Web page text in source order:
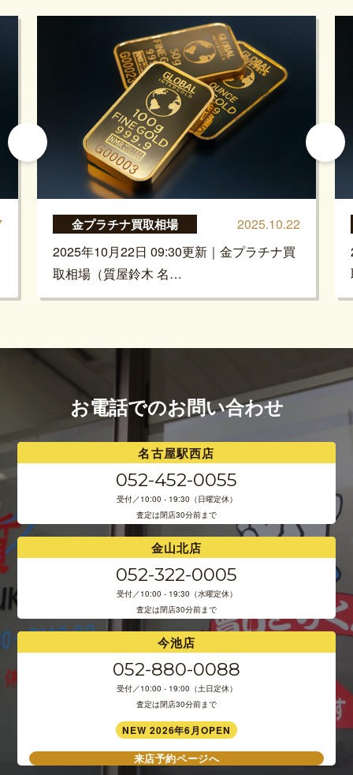
金プラチナ買取相場
2025.10.22
2025年10月22日 09:30更新｜金プラチナ買
取相場（質屋鈴木 名…
お電話でのお問い合わせ
名古屋駅西店
052-452-0055
受付／10:00 - 19:30（日曜定休）
査定は閉店30分前まで
金山北店
052-322-0005
受付／10:00 - 19:30（水曜定休）
査定は閉店30分前まで
今池店
052-880-0088
受付／10:00 - 19:00（土日定休）
査定は閉店30分前まで
NEW 2026年6月OPEN
来店予約ページへ